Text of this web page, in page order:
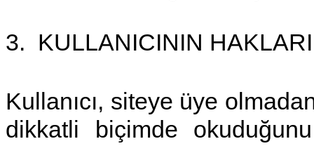
3. KULLANICININ
Kullanıcı, siteye üye
dikkatli biçimde